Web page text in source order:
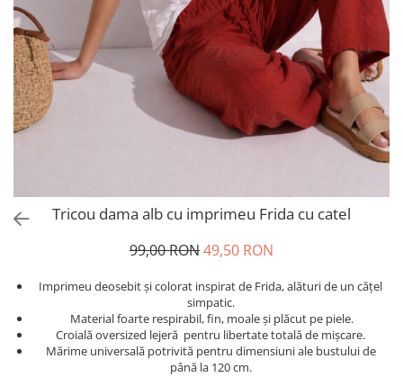
Tricouri si topuri
Rochii de eveniment
Tricou dama alb cu imprimeu Frida cu catel
99,00 RON49,50 RON
Imprimeu deosebit și colorat inspirat de Frida, alături de un cățel
simpatic.
Material foarte respirabil, fin, moale și plăcut pe piele.
Croială oversized lejeră pentru libertate totală de mișcare.
Mărime universală potrivită pentru dimensiuni ale bustului de
până la 120 cm.